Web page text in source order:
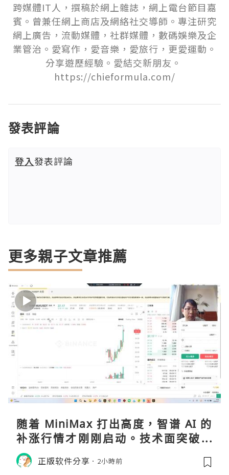
跨媒體IT人，撰稿於網上雜誌，網上電台節目嘉
賓。曾兼任網上商店及網絡社交導師。專注研究
網上廣告，流動媒體，社群媒體，數碼娛樂及企
業管治。愛寫作，愛音樂，愛旅行，更愛運動。
分享遊歷經驗。愛結交新朋友。
https://chieformula.com/
發表評論
登入發表評論
更多親子文章推薦
随着 MiniMax 打出高度，智谱 AI 的
补涨行情才刚刚启动。技术面突破在
即，基本面逻辑硬朗，目标先看 170，
顺势做多，在巨头上市潮来临前享受泡
正版软件分享 2小時前